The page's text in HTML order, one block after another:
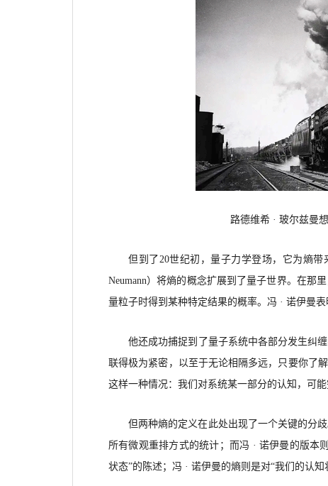
路德维希 · 玻尔兹曼
但到了20世纪初，量子力学登场，它为熵带
Neumann）将熵的概念扩展到了量子世界。在那
量粒子时得到某种特定结果的概率。冯 · 诺伊曼
他还成功捕捉到了量子系统中各部分发生纠
联得极为紧密，以至于无论相隔多远，只要你了
这样一种情况：我们对系统某一部分的认知，可
但两种熵的定义在此处出现了一个关键的分
所有微观重排方式的统计；而冯 · 诺伊曼的版本
状态”的陈述；冯 · 诺伊曼的熵则是对“我们的认知